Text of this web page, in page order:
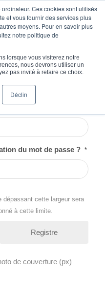
Ces cookies sont utilisés
et vous fournir des services plus
moyens. Pour en savoir plus
notre politique de
lorsque vous visiterez notre
nous devrons utiliser un
pas invité à refaire ce choix.
Déclin
du mot de passe ? *
dépassant cette largeur sera
à cette limite.
Registre
de couverture (px)